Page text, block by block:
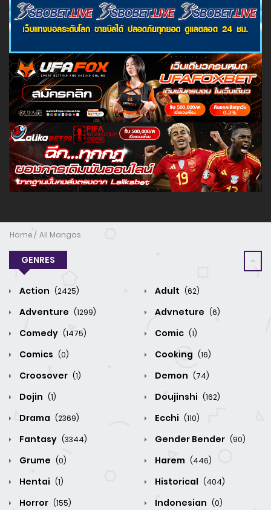
Home All Mangas
GENRES
Action (2425) Adult (62)
Adventure (1299) Advneture (6)
Comedy (1475) Comic (1)
Comics (0) Cooking (16)
Croosover (1) Demon (74)
Dojin (1) Doujinshi (162)
Drama (2369) Ecchi (110)
Fantasy (3344) Gender Bender (90)
Grume (0) Harem (446)
Hentai (1) Historical (404)
Horror (155) Indonesian (0)